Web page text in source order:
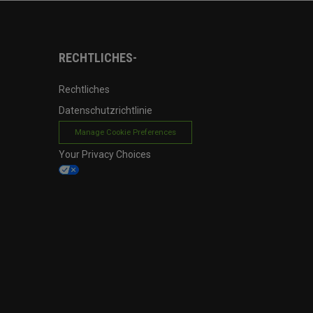
RECHTLICHES-
Rechtliches
Datenschutzrichtlinie
Manage Cookie Preferences
Your Privacy Choices